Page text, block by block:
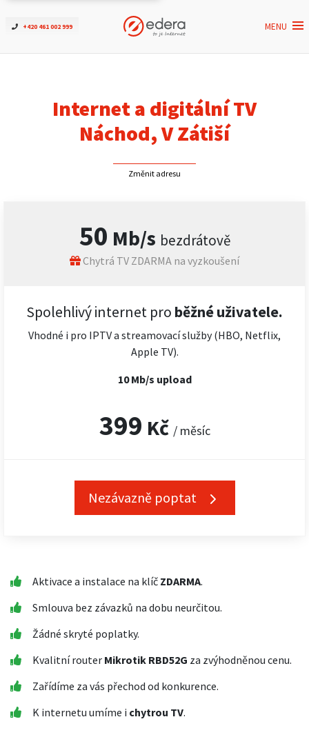
+420 461 002 999 MENU
Ověřit dostupnost
ČEZNET TV
Kontakt
Internet a digitální TV
Náchod, V Zátiší
Změnit adresu
50 Mb/s bezdrátově
Chytrá TV ZDARMA na vyzkoušení
Spolehlivý internet pro běžné uživatele.
Vhodné i pro IPTV a streamovací služby (HBO, Netflix,
Apple TV).
10 Mb/s upload
399 Kč / měsíc
Nezávazně poptat
Aktivace a instalace na klíč ZDARMA.
Smlouva bez závazků na dobu neurčitou.
Žádné skryté poplatky.
Kvalitní router Mikrotik RBD52G za zvýhodněnou cenu.
Zařídíme za vás přechod od konkurence.
K internetu umíme i chytrou TV.